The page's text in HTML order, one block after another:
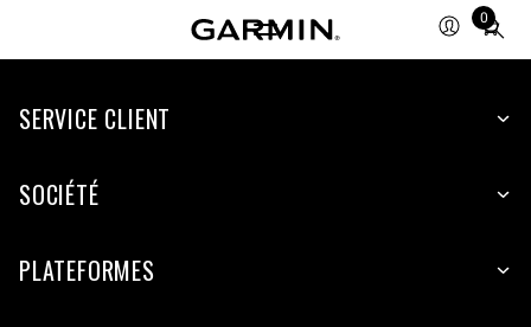
0
Total
items
cart:
SERVICE CLIENT
SOCIÉTÉ
PLATEFORMES